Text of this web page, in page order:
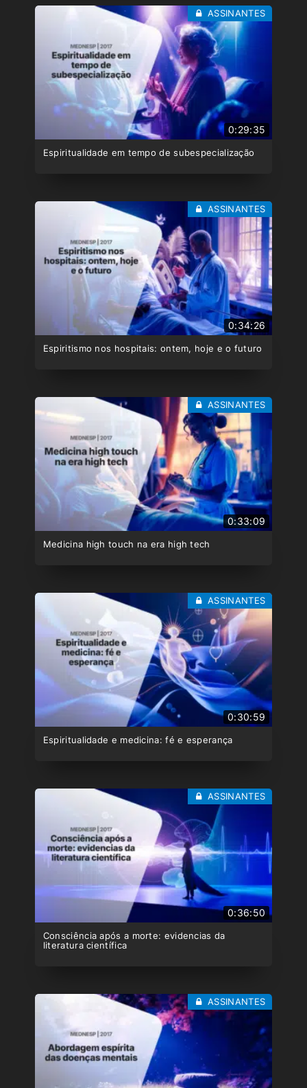
0:29:35
Espiritualidade em tempo de subespecialização
ASSINANTES
0:34:26
Espiritismo nos hospitais: ontem, hoje e o futuro
ASSINANTES
0:33:09
Medicina high touch na era high tech
ASSINANTES
0:30:59
Espiritualidade e medicina: fé e esperança
ASSINANTES
0:36:50
Consciência após a morte: evidencias da
literatura científica
ASSINANTES
ASSINANTES